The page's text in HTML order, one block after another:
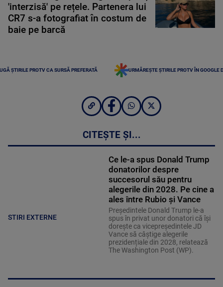
'interzisă' pe rețele. Partenera lui
CR7 s-a fotografiat în costum de
baie pe barcă
ȘTIRILE PROTV CA SURSĂ PREFERATĂ URMĂREȘTE ȘTIRILE PROTV ÎN GOOGLE
CITEȘTE ȘI...
STIRI EXTERNE
Ce le-a spus Donald Trump
donatorilor despre
succesorul său pentru
alegerile din 2028. Pe cine a
ales între Rubio și Vance
Președintele Donald Trump le-a
spus în privat unor donatori că își
dorește ca vicepreședintele JD
Vance să câștige alegerile
prezidențiale din 2028, relatează
The Washington Post (WP).